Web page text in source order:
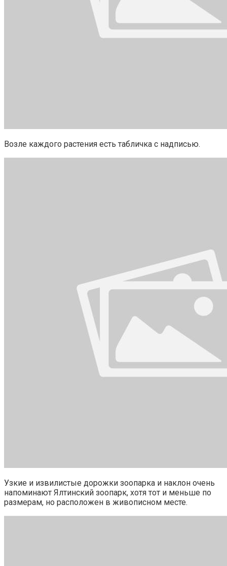
Возле каждого растения есть табличка с надписью.
Узкие и извилистые дорожки зоопарка и наклон очень
напоминают Ялтинский зоопарк, хотя тот и меньше по
размерам, но расположен в живописном месте.